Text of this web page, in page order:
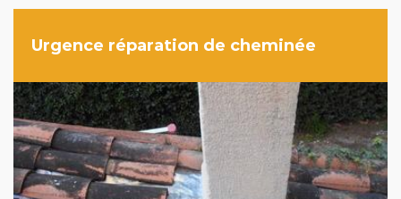
Urgence réparation de cheminée